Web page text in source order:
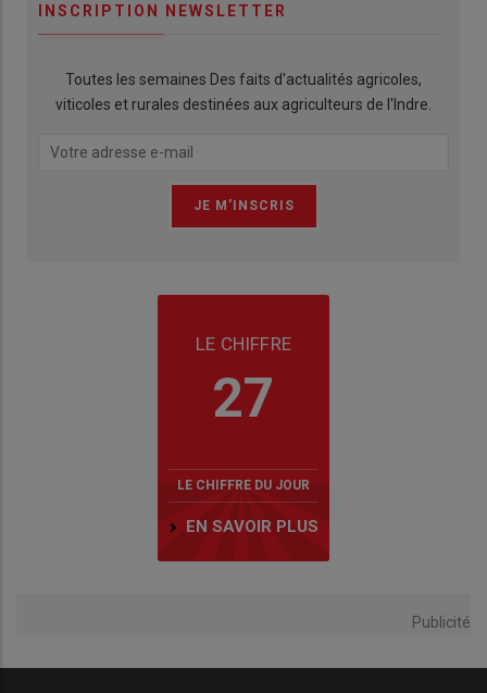
INSCRIPTION NEWSLETTER
Toutes les semaines Des faits d'actualités agricoles,
viticoles et rurales destinées aux agriculteurs de l'Indre.
LE CHIFFRE
27
LE CHIFFRE DU JOUR
EN SAVOIR PLUS
Publicité